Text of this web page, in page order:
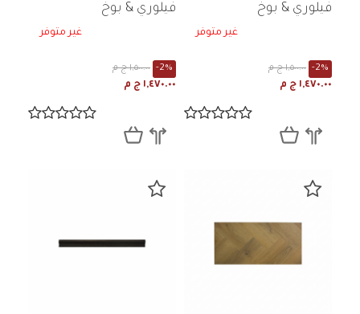
فيلوري & بوخ
غير متوفر
١,٥٠٠.٠٠ ج م -2%
١,٤٧٠.٠٠ ج م
فيلوري & بوخ
غير متوفر
١,٥٠٠.٠٠ ج م -2%
١,٤٧٠.٠٠ ج م